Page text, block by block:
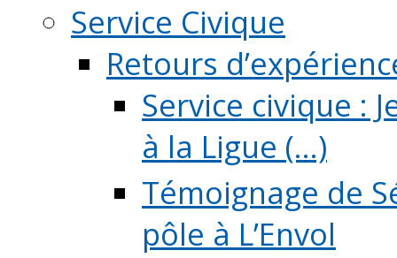
Service Civique
Retours
Service civique :
à la Ligue (...)
Témoignage de
pôle à L’Envol